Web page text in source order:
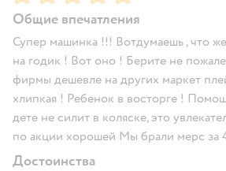
Общие впечатления
Супер машинка !!! Вотдумаешь , что
на годик ! Вот оно ! Берите не
фирмы дешевле на других маркет
хлипкая ! Ребенок в восторге !
дете не силит в коляске, это
по акции хорошей Мы брали мерс за
Достоинства